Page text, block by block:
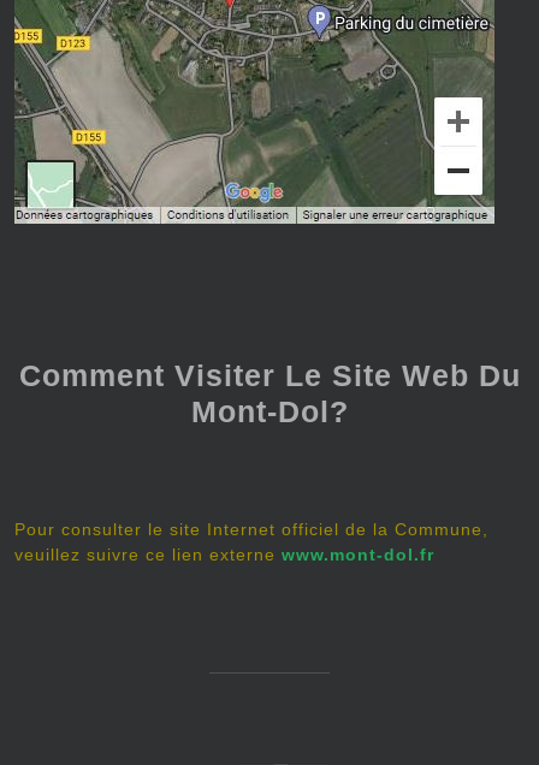
Comment Visiter Le Site Web Du
Mont-Dol?
Pour consulter le site Internet officiel de la Commune,
veuillez suivre ce lien externe www.mont-dol.fr